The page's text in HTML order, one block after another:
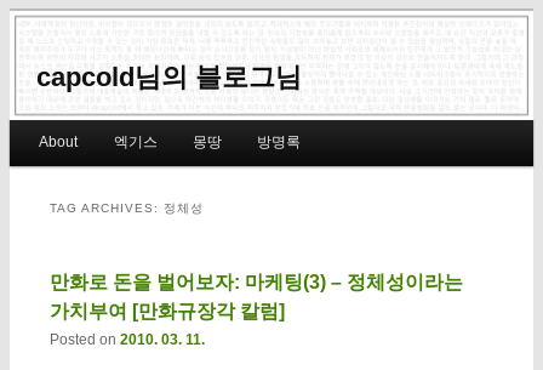
capcold님의 블로그님
Skip to primary content
Skip to secondary content
About 엑기스 몽땅 방명록
TAG ARCHIVES: 정체성
만화로 돈을 벌어보자: 마케팅(3) – 정체성이라는
가치부여 [만화규장각 칼럼]
Posted on 2010. 03. 11.